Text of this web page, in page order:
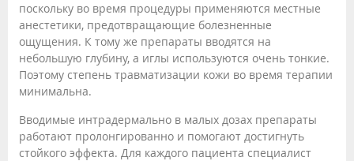
поскольку во время процедуры применяются местные
анестетики, предотвращающие болезненные
ощущения. К тому же препараты вводятся на
небольшую глубину, а иглы используются очень тонкие.
Поэтому степень травматизации кожи во время терапии
минимальна.
Вводимые интрадермально в малых дозах препараты
работают пролонгированно и помогают достигнуть
стойкого эффекта. Для каждого пациента специалист